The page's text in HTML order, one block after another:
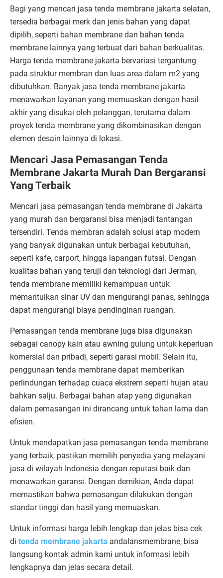
Bagi yang mencari jasa tenda membrane jakarta selatan,
tersedia berbagai merk dan jenis bahan yang dapat
dipilih, seperti bahan membrane dan bahan tenda
membrane lainnya yang terbuat dari bahan berkualitas.
Harga tenda membrane jakarta bervariasi tergantung
pada struktur membran dan luas area dalam m2 yang
dibutuhkan. Banyak jasa tenda membrane jakarta
menawarkan layanan yang memuaskan dengan hasil
akhir yang disukai oleh pelanggan, terutama dalam
proyek tenda membrane yang dikombinasikan dengan
elemen desain lainnya di lokasi.
Mencari Jasa Pemasangan Tenda
Membrane Jakarta Murah Dan Bergaransi
Yang Terbaik
Mencari jasa pemasangan tenda membrane di Jakarta
yang murah dan bergaransi bisa menjadi tantangan
tersendiri. Tenda membran adalah solusi atap modern
yang banyak digunakan untuk berbagai kebutuhan,
seperti kafe, carport, hingga lapangan futsal. Dengan
kualitas bahan yang teruji dan teknologi dari Jerman,
tenda membrane memiliki kemampuan untuk
memantulkan sinar UV dan mengurangi panas, sehingga
dapat mengurangi biaya pendinginan ruangan.
Pemasangan tenda membrane juga bisa digunakan
sebagai canopy kain atau awning gulung untuk keperluan
komersial dan pribadi, seperti garasi mobil. Selain itu,
penggunaan tenda membrane dapat memberikan
perlindungan terhadap cuaca ekstrem seperti hujan atau
bahkan salju. Berbagai bahan atap yang digunakan
dalam pemasangan ini dirancang untuk tahan lama dan
efisien.
Untuk mendapatkan jasa pemasangan tenda membrane
yang terbaik, pastikan memilih penyedia yang melayani
jasa di wilayah Indonesia dengan reputasi baik dan
menawarkan garansi. Dengan demikian, Anda dapat
memastikan bahwa pemasangan dilakukan dengan
standar tinggi dan hasil yang memuaskan.
Untuk informasi harga lebih lengkap dan jelas bisa cek
di tenda membrane jakarta andalansmembrane, bisa
langsung kontak admin kami untuk informasi lebih
lengkapnya dan jelas secara detail.